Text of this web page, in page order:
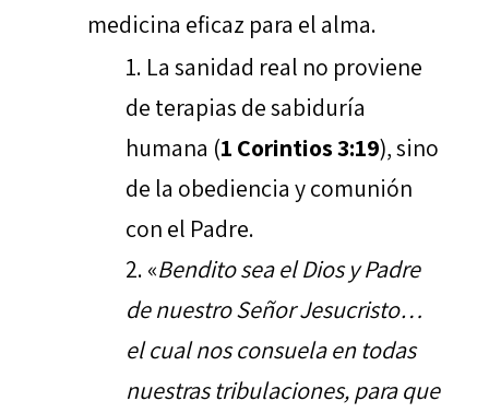
medicina eficaz para el alma.
La sanidad real no proviene
de terapias de sabiduría
humana (1 Corintios 3:19), sino
de la obediencia y comunión
con el Padre.
«Bendito sea el Dios y Padre
de nuestro Señor Jesucristo…
el cual nosconsuelaen todas
nuestras tribulaciones, para que